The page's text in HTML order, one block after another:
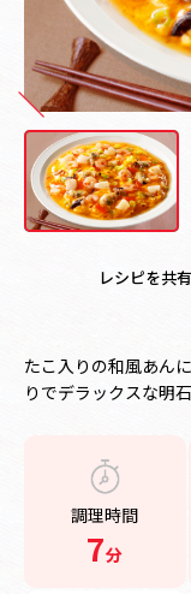
レシピを共
たこ入りの和風あん
りでデラックスな明
調理時間
7分